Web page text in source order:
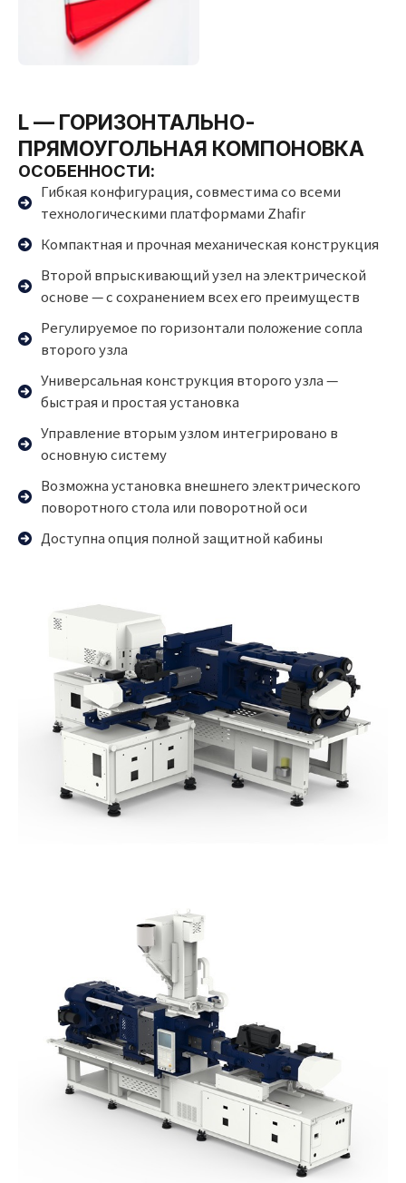
L — ГОРИЗОНТАЛЬНО-
ПРЯМОУГОЛЬНАЯ КОМПОНОВКА
ОСОБЕННОСТИ:
Гибкая конфигурация, совместима со всеми
технологическими платформами Zhafir
Компактная и прочная механическая конструкция
Второй впрыскивающий узел на электрической
основе — с сохранением всех его преимуществ
Регулируемое по горизонтали положение сопла
второго узла
Универсальная конструкция второго узла —
быстрая и простая установка
Управление вторым узлом интегрировано в
основную систему
Возможна установка внешнего электрического
поворотного стола или поворотной оси
Доступна опция полной защитной кабины